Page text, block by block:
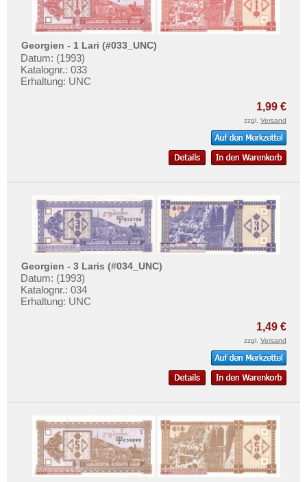
Turkmenistan
Usbekistan
Vereinigte Arabische Emirate
Vietnam
Georgien - 1 Lari (#033_UNC)
Datum: (1993)
Katalognr.: 033
Erhaltung: UNC
1,99 €
zzgl. Versand
Georgien - 3 Laris (#034_UNC)
Datum: (1993)
Katalognr.: 034
Erhaltung: UNC
1,49 €
zzgl. Versand